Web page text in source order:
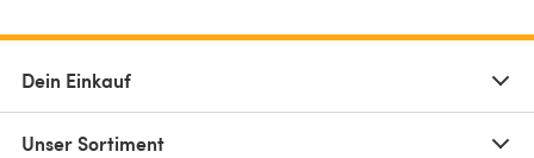
Dein Einkauf
Unser Sortiment